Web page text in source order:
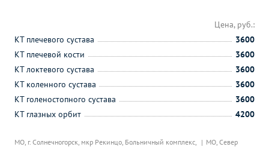
МО, г. Солнечногорск, мкр Рекинцо, Больничный комплекс, МО, Север
Цена, руб.:
КТ плечевого сустава
3600
КТ плечевой кости
3600
КТ локтевого сустава
3600
КТ коленного сустава
3600
КТ голеностопного сустава
3600
КТ глазных орбит
4200